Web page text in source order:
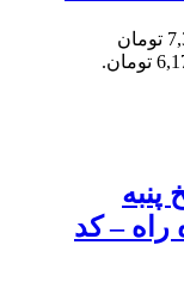
قیمت اصلی: 7,320,000 تومان
– کد